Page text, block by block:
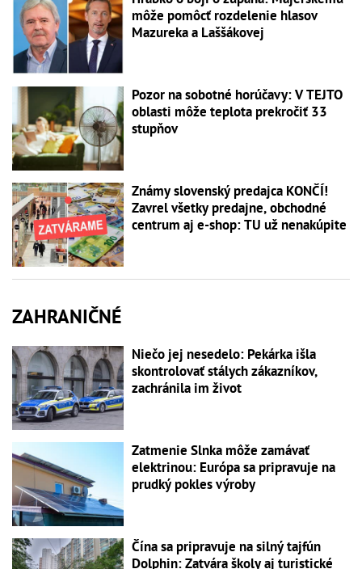
môže pomôcť rozdelenie hlasov
Mazureka a Laššákovej
Pozor na sobotné horúčavy: V TEJTO
oblasti môže teplota prekročiť 33
stupňov
Známy slovenský predajca KONČÍ!
Zavrel všetky predajne, obchodné
centrum aj e-shop: TU už nenakúpite
ZAHRANIČNÉ
Niečo jej nesedelo: Pekárka išla
skontrolovať stálych zákazníkov,
zachránila im život
Zatmenie Slnka môže zamávať
elektrinou: Európa sa pripravuje na
prudký pokles výroby
Čína sa pripravuje na silný tajfún
Dolphin: Zatvára školy aj turistické